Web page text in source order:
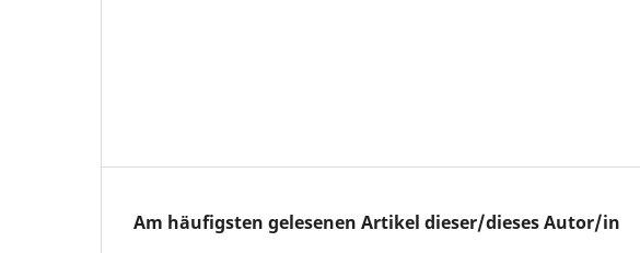
Am häufigsten gelesenen Artikel dieser/dieses Autor/in